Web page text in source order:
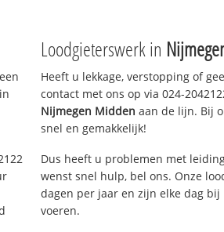
Loodgieterswerk in
Heeft u lekkage, verstopping of
contact met ons op via 024-
Nijmegen Midden aan de lijn. Bij
snel en gemakkelijk!
Dus heeft u problemen met
wenst snel hulp, bel ons. Onze
dagen per jaar en zijn elke dag
voeren.